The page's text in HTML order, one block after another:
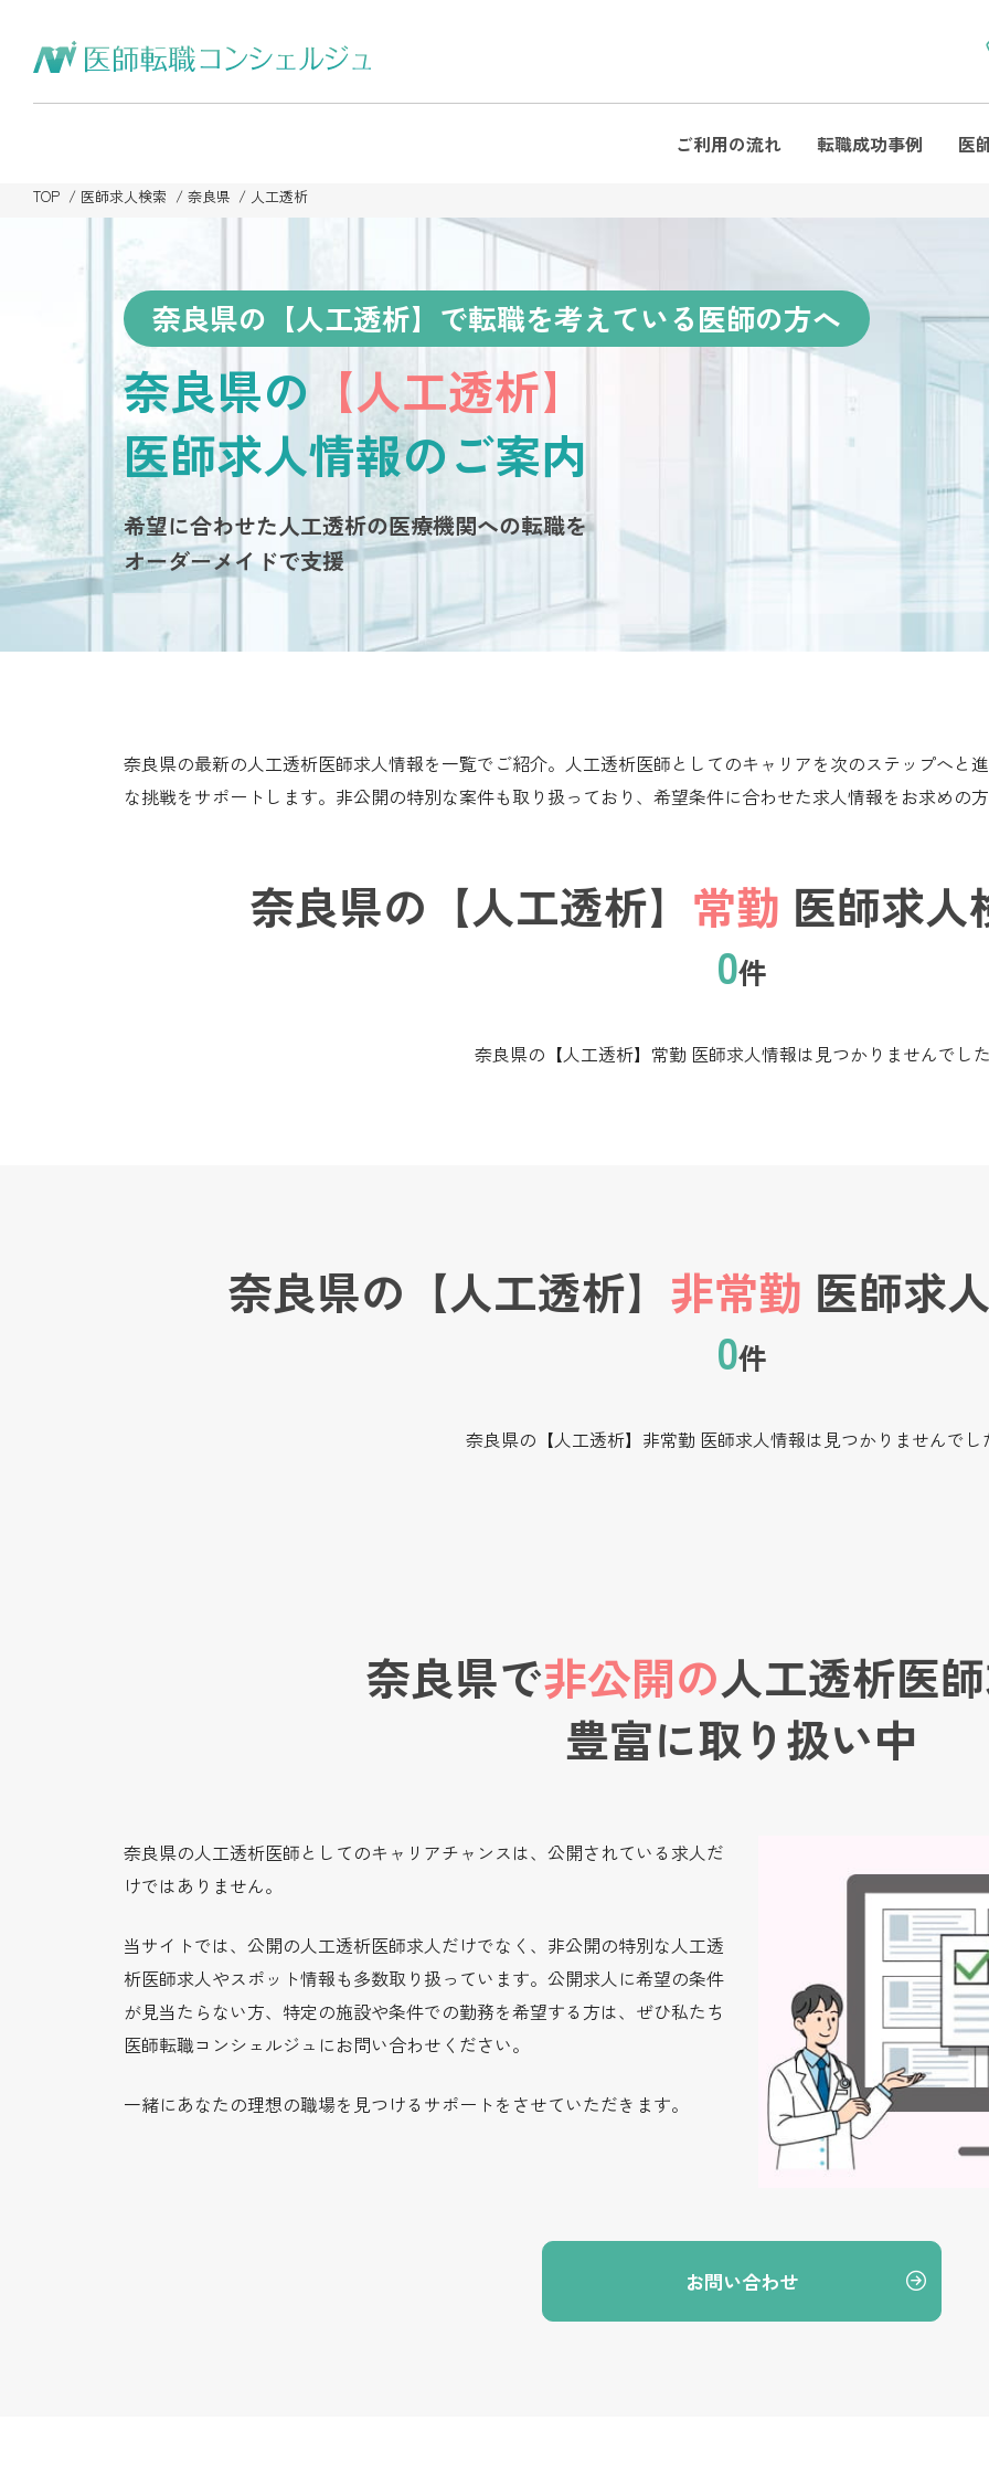
ご利用の流れ 転職成功事例 医
TOP 医師求人検索 奈良県 人工透析
奈良県の【人工透析】で転職を考えている医師の方へ
奈良県の 【人工透析】
医師求人情報のご案内
希望に合わせた人工透析の医療機関への転職を
オーダーメイドで支援
奈良県の最新の人工透析医師求人情報を一覧でご紹介。人工透析医師としてのキャリアを次のステップへと
な挑戦をサポートします。非公開の特別な案件も取り扱っており、希望条件に合わせた求人情報をお求めの
奈良県の【人工透析】 常勤 医師求人
0件
奈良県の【人工透析】常勤 医師求人情報は見つかりませんでし
奈良県の【人工透析】 非常勤 医師求
0件
奈良県の【人工透析】非常勤 医師求人情報は見つかりませんでし
奈良県で非公開の人工透析医
豊富に取り扱い中
奈良県の人工透析医師としてのキャリアチャンスは、公開されている求人だ
けではありません。
当サイトでは、公開の人工透析医師求人だけでなく、非公開の特別な人工透
析医師求人やスポット情報も多数取り扱っています。公開求人に希望の条件
が見当たらない方、特定の施設や条件での勤務を希望する方は、ぜひ私たち
医師転職コンシェルジュにお問い合わせください。
一緒にあなたの理想の職場を見つけるサポートをさせていただきます。
お問い合わせ